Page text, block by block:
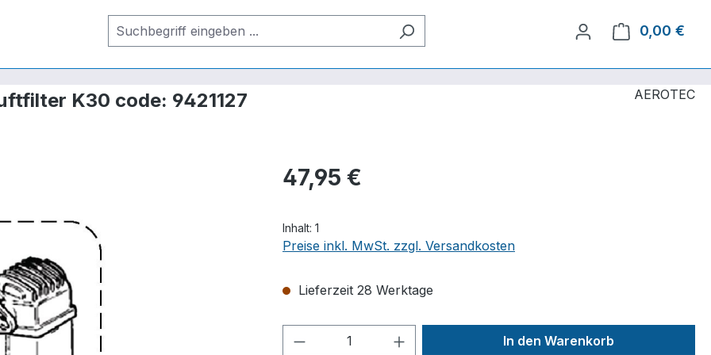
0,00 €
K30 code: 9421127 AEROTEC
47,95 €
Inhalt: 1
Preise inkl. MwSt. zzgl. Versandkosten
Lieferzeit 28 Werktage
Produkt Anzahl: Gib den gewünschten Wert
In den Warenkorb